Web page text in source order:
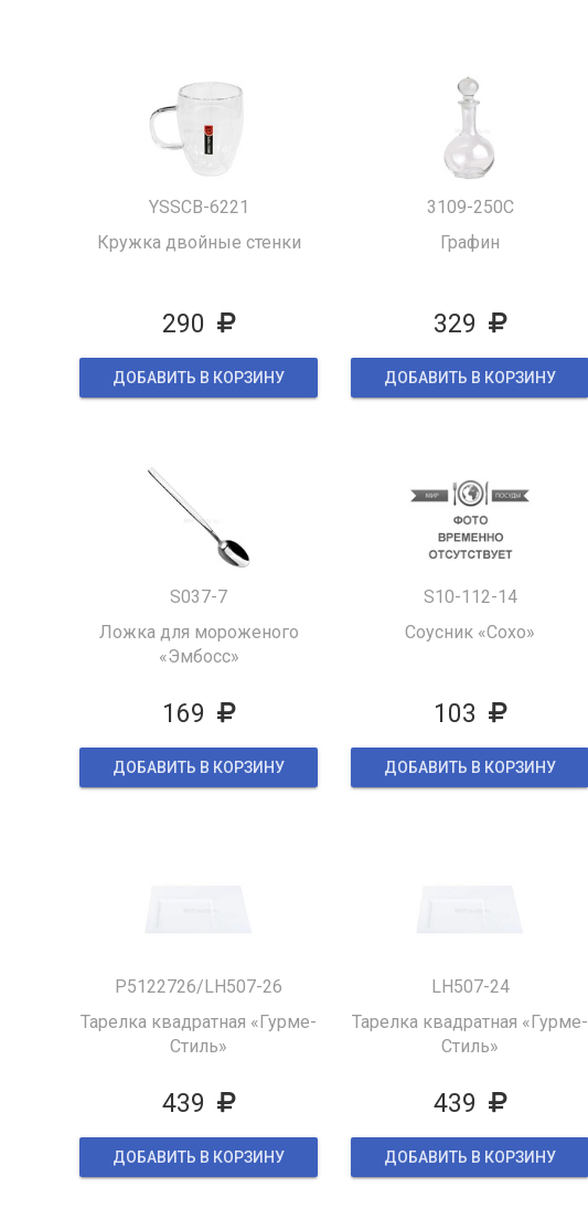
YSSCB-6221
Кружка двойные стенки
290
ДОБАВИТЬ В КОРЗИНУ
3109-250C
Графин
329
ДОБАВИТЬ В КОРЗИНУ
S037-7
Ложка для мороженого
«Эмбосс»
169
ДОБАВИТЬ В КОРЗИНУ
S10-112-14
Соусник «Сохо»
103
ДОБАВИТЬ В КОРЗИНУ
P5122726/LH507-26
Тарелка квадратная «Гурме-
Стиль»
439
ДОБАВИТЬ В КОРЗИНУ
LH507-24
Тарелка квадратная «Гурме-
Стиль»
439
ДОБАВИТЬ В КОРЗИНУ